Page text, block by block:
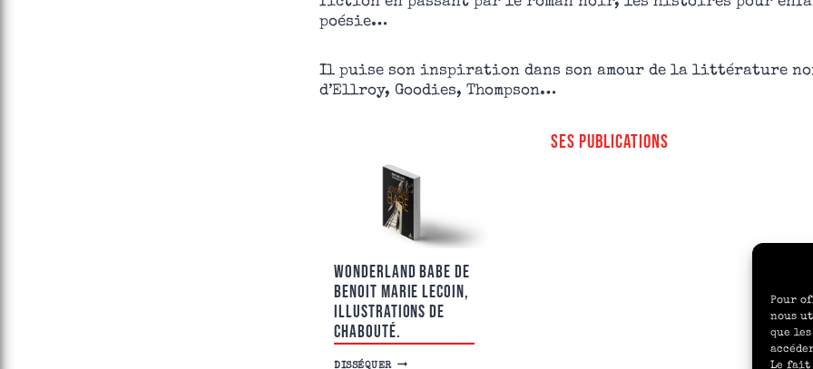
Pour
nous
que
Le fait
poésie…
Il puise son inspiration dans son amour de la littérature
d’Ellroy, Goodies, Thompson…
SES PUBLICATIONS
WONDERLAND BABE DE
BENOIT MARIE LECOIN,
ILLUSTRATIONS DE
CHABOUTÉ.
DISSÉQUER W